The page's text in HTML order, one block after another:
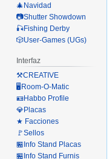
🎄Navidad
📷Shutter Showdown
🎣Fishing Derby
🎲User-Games (UGs)
Interfaz
⚒️CREATIVE
🖥️Room-O-Matic
🪪Habbo Profile
💎Placas
★ Facciones
🚩Sellos
🏪Info Stand Placas
🏪Info Stand Furnis